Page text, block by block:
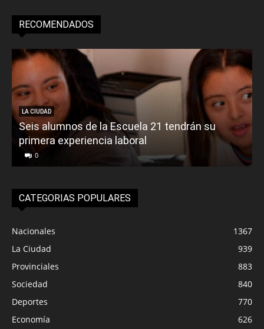
RECOMENDADOS
LA CIUDAD
Seis alumnos de la Escuela 21 tendrán su
primera experiencia laboral
0
CATEGORIAS POPULARES
Nacionales
1367
La Ciudad
939
Provinciales
883
Sociedad
840
Deportes
770
Economía
626